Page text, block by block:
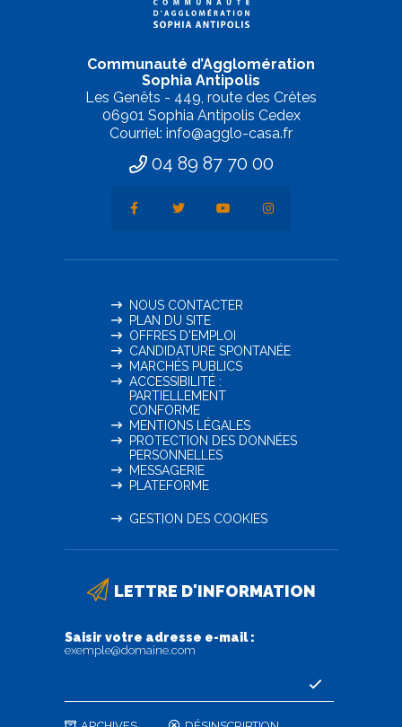
Communauté d’Agglomération
Sophia Antipolis
Les Genêts - 449, route des Crêtes
06901 Sophia Antipolis Cedex
Courriel: info@agglo-casa.fr
04 89 87 70 00
NOUS CONTACTER
PLAN DU SITE
OFFRES D'EMPLOI
CANDIDATURE SPONTANÉE
MARCHÉS PUBLICS
ACCESSIBILITÉ :
PARTIELLEMENT
CONFORME
MENTIONS LÉGALES
PROTECTION DES DONNÉES
PERSONNELLES
MESSAGERIE
PLATEFORME
GESTION DES COOKIES
LETTRE D'INFORMATION
Saisir votre adresse e-mail :
exemple@domaine.com